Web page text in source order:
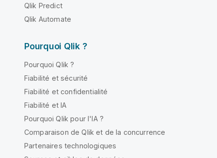
Qlik Predict
Qlik Automate
Pourquoi Qlik ?
Pourquoi Qlik ?
Fiabilité et sécurité
Fiabilité et confidentialité
Fiabilité et IA
Pourquoi Qlik pour l'IA ?
Comparaison de Qlik et de la concurrence
Partenaires technologiques